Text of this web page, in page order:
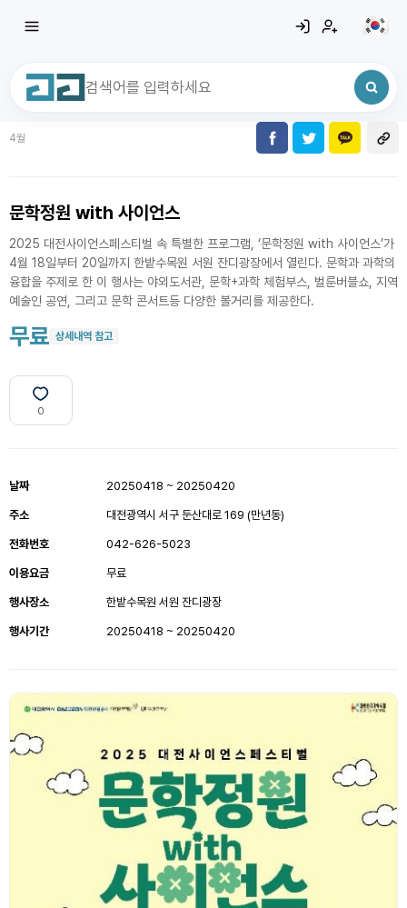
전체삭제
4월
문학정원 with 사이언스
2025 대전사이언스페스티벌 속 특별한 프로그램, ‘문학정원 with 사이언스’가
4월 18일부터 20일까지 한밭수목원 서원 잔디광장에서 열린다. 문학과 과학의
융합을 주제로 한 이 행사는 야외도서관, 문학+과학 체험부스, 벌룬버블쇼, 지역
예술인 공연, 그리고 문학 콘서트등 다양한 볼거리를 제공한다.
무료 상세내역 참고
0
날짜 20250418 ~ 20250420
주소 대전광역시 서구 둔산대로 169 (만년동)
전화번호 042-626-5023
이용요금 무료
행사장소 한밭수목원 서원 잔디광장
행사기간 20250418 ~ 20250420